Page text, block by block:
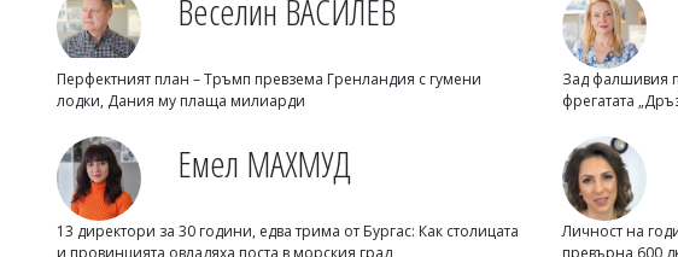
Веселин ВАСИЛЕВ
Перфектният план – Тръмп превзема Гренландия с гумени
лодки, Дания му плаща милиарди
Зад фалшивия
фрегатата
Емел МАХМУД
13 директори за 30 години, едва трима от Бургас: Как столицата
и провинцията овладяха поста в морския град
Личност на
превърна 600